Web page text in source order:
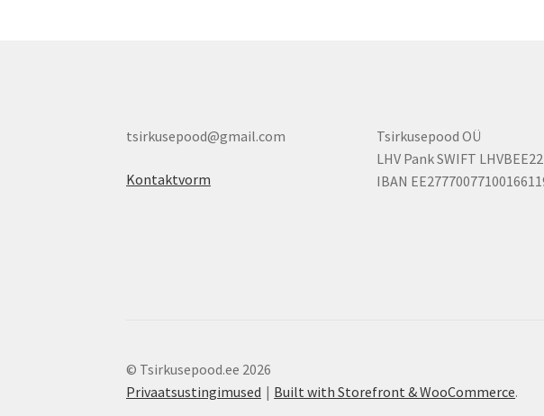
tsirkusepood@gmail.com
Kontaktvorm
Tsirkusepood OÜ
LHV Pank SWIFT LHVBEE22
IBAN
© Tsirkusepood.ee 2026
Privaatsustingimused
Built with Storefront & WooCommerce.